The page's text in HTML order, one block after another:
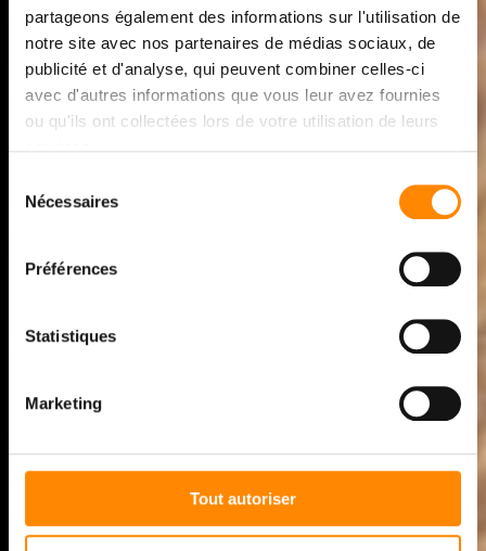
partageons également des informations sur l'utilisation de
notre site avec nos partenaires de médias sociaux, de
publicité et d'analyse, qui peuvent combiner celles-ci
avec d'autres informations que vous leur avez fournies
ou qu'ils ont collectées lors de votre utilisation de leurs
Nécessaires
Préférences
Statistiques
Marketing
Tout autoriser
TERASĂ DIN LEMN
Technideck ®
SISTEM INTUITIV DE
TERASE DIN LEMN CU
ELEMENTE DE FIXARE
INVIZIBIL PE
ALUMINIU
Un sistem ingenios care este ultra-rapid, ușor de instalat,